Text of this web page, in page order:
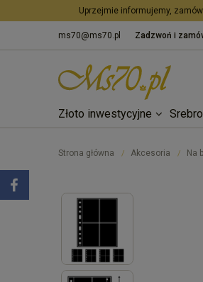
Uprzejmie informujemy,
ms70@ms70.pl Zadzwoń i
Złoto inwestycyjne
Strona główna / Akcesoria / Na